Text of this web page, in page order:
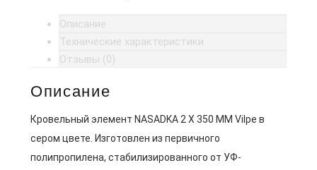
Описание
Технические характеристики
Отзывы (0)
Описание
Кровельный элемент NASADKA 2 X 350 MM Vilpe в
сером цвете. Изготовлен из первичного
полипропилена, стабилизированного от УФ-